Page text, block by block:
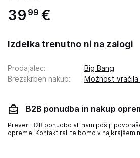
39 99 €
Izdelka trenutno ni na zalogi
Prodajalec:
Big Bang
Brezskrben nakup: Možnost vračila
B2B ponudba in nakup
Preveri B2B ponudbo ali nam pošlji
opreme. Kontaktirali te bomo v najkrajšem